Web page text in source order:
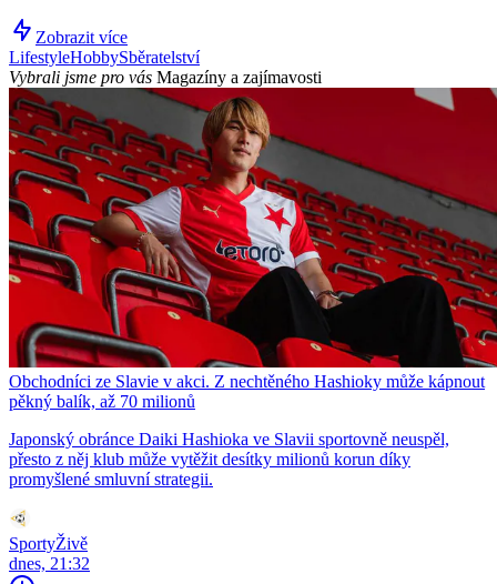
Zobrazit více
LifestyleHobbySběratelství
Vybrali jsme pro vás Magazíny a zajímavosti
Obchodníci ze Slavie v akci. Z nechtěného Hashioky může kápnout
pěkný balík, až 70 milionů
Japonský obránce Daiki Hashioka ve Slavii sportovně neuspěl,
přesto z něj klub může vytěžit desítky milionů korun díky
promyšlené smluvní strategii.
SportyŽivě
dnes, 21:32